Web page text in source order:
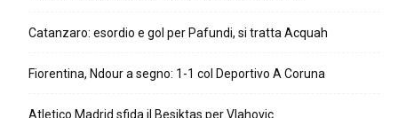
Catanzaro: esordio e gol per Pafundi, si tratta Acquah
Fiorentina, Ndour a segno: 1-1 col Deportivo A Coruna
Atletico Madrid sfida il Besiktas per Vlahovic